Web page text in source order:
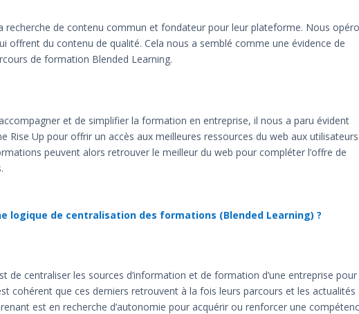
recherche de contenu commun et fondateur pour leur plateforme. Nous
offrent du contenu de qualité. Cela nous a semblé comme une évidence de
de formation Blended Learning.
et de simplifier la formation en entreprise, il nous a paru évident
Rise Up pour offrir un accès aux meilleures ressources du web aux utilisateurs.
peuvent alors retrouver le meilleur du web pour compléter l’offre de
logique de centralisation des formations (Blended Learning) ?
de centraliser les sources d’information et de formation d’une entreprise pour
cohérent que ces derniers retrouvent à la fois leurs parcours et les actualités
est en recherche d’autonomie pour acquérir ou renforcer une